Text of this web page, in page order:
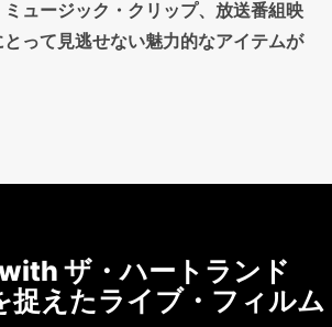
ュージック・クリップ、放送番組映
って見逃せない魅力的なアイテムが
ザ・ハートランド
捉えたライブ・フィルム